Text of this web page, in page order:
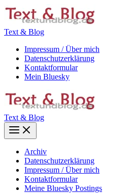
Zum
Inhalt
Text & Blog
Impressum / Über mich
Datenschutzerklärung
Kontaktformular
Mein Bluesky
Text & Blog
Main
Menu
Archiv
Datenschutzerklärung
Impressum / Über mich
Kontaktformular
Meine Bluesky Postings